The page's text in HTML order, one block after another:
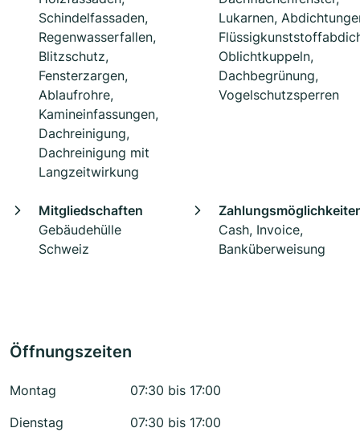
Schindelfassaden,
Regenwasserfallen,
Blitzschutz,
Fensterzargen,
Ablaufrohre,
Kamineinfassungen,
Dachreinigung,
Dachreinigung mit
Langzeitwirkung
Lukarnen,
Oblichtkuppeln,
Dachbegrünung,
Vogelschutzsperren
Mitgliedschaften
Gebäudehülle
Schweiz
Cash, Invoice,
Banküberweisung
Öffnungszeiten
Montag
07:30 bis 17:00
Dienstag
07:30 bis 17:00